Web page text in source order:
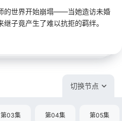
的世界开始崩塌——当她造访未婚
子竟产生了难以抗拒的羁绊。
切换节点
第03集 第04集 第05集